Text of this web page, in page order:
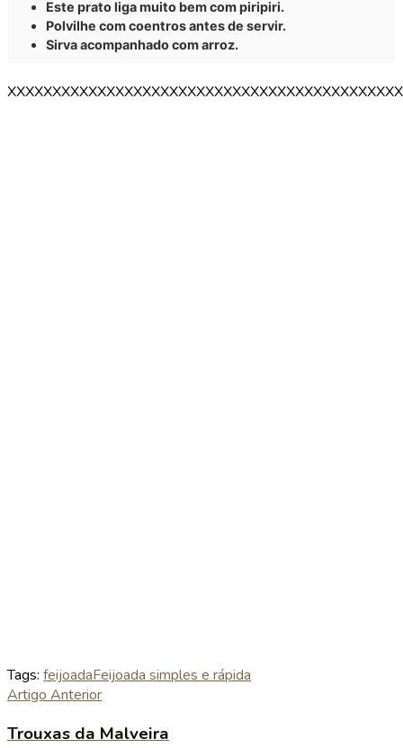
Este prato liga muito bem com piripiri.
Polvilhe com coentros antes de servir.
Sirva acompanhado com arroz.
Tags: feijoadaFeijoada simples e rápida
Artigo Anterior
Trouxas da Malveira